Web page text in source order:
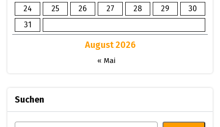
August 2026
24
25 26 27 28 29
30
31
« Mai
Suchen